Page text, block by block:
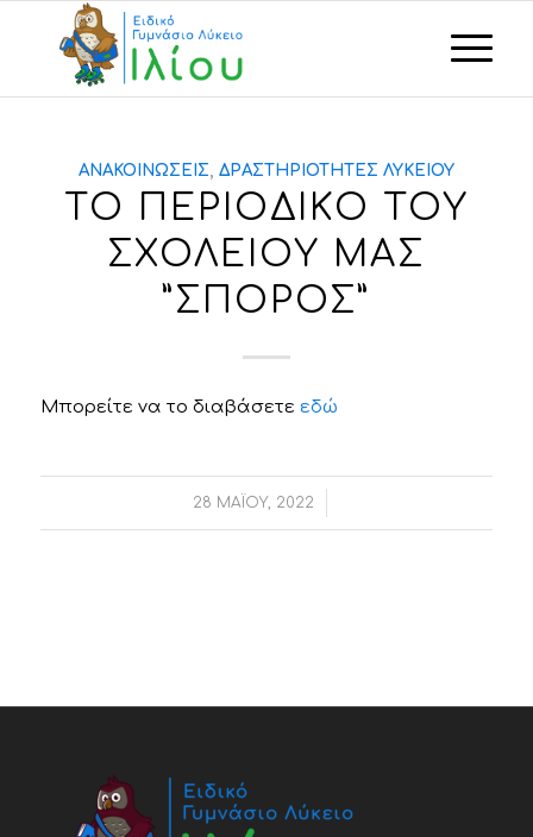
ΑΝΑΚΟΙΝΏΣΕΙΣ, ΔΡΑΣΤΗΡΙΌΤΗΤΕΣ ΛΥΚΕΊΟΥ
ΤΟ ΠΕΡΙΟΔΙΚΟ ΤΟΥ
ΣΧΟΛΕΙΟΥ ΜΑΣ
”ΣΠΟΡΟΣ”
Μπορείτε να το διαβάσετε εδώ
28 ΜΑΪ́ΟΥ, 2022
/